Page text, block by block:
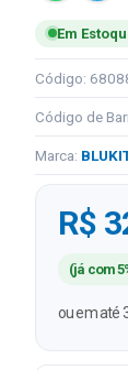
Em
Código:
Código de
Marca:
R$
(já com
ou em até